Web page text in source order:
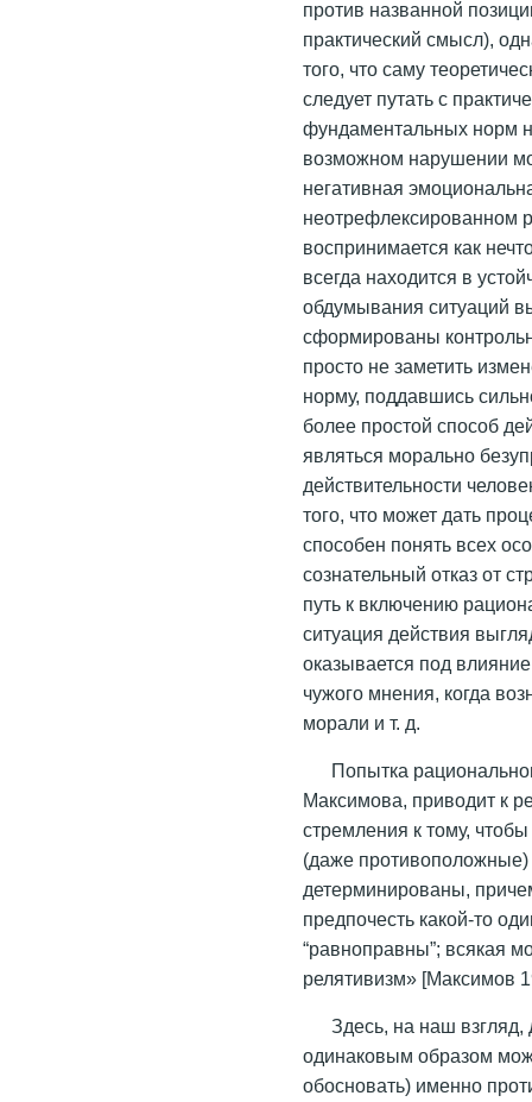
против названной
практический смысл),
того, что саму
следует путать с
фундаментальных норм
возможном нарушении
негативная
неотрефлексированном
воспринимается как
всегда находится в
обдумывания ситуаций
сформированы
просто не заметить
норму, поддавшись
более простой способ
являться морально
действительности
того, что может дать
способен понять всех
сознательный отказ от
путь к включению
ситуация действия
оказывается под
чужого мнения, когда
морали и т. д.
Попытка
Максимова, приводит к
стремления к тому,
(даже
детерминированы,
предпочесть какой-то
“равноправны”; всякая
релятивизм» [Максимов
Здесь, на наш взгляд,
одинаковым образом
обосновать) именно